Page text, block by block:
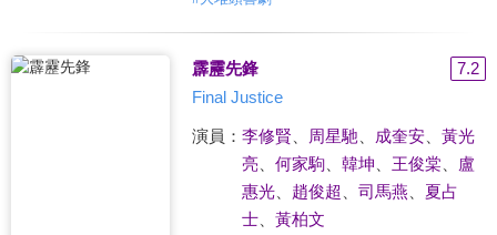
霹靂先鋒
7.2
Final Justice
演員： 李修賢 周星馳 成奎安、 黃光
亮、 何家駒、 韓坤 王俊棠
盧
惠光、 趙俊超 司馬燕
夏占
士、 黃柏文